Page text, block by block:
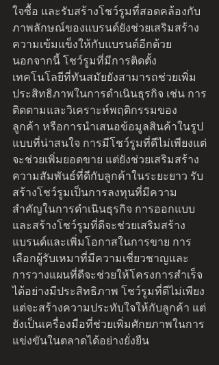
ใจซื้อ และรับสร้างโชว์รูมที่สอดคล้องกับ
ภาพลักษณ์ของแบรนด์ยังช่วยเสริมสร้าง
ความเข้มแข็งให้กับแบรนด์อีกด้วย
นอกจากนี้ โชว์รูมที่มีการติดตั้ง
เทคโนโลยีที่ทันสมัยยังสามารถช่วยเพิ่ม
ประสิทธิภาพในการดำเนินธุรกิจ เช่น การ
ติดตามและวิเคราะห์พฤติกรรมของ
ลูกค้า หรือการนำเสนอข้อมูลสินค้าในรูป
แบบที่น่าสนใจ การมีโชว์รูมที่ดีไม่เพียงแต่
จะช่วยเพิ่มยอดขาย แต่ยังช่วยเสริมสร้าง
ความสัมพันธ์ที่ดีกับลูกค้าในระยะยาว รับ
สร้างโชว์รูมเป็นการลงทุนที่มีความ
สำคัญในการดำเนินธุรกิจ การออกแบบ
และสร้างโชว์รูมที่ดีจะช่วยเสริมสร้าง
แบรนด์และเพิ่มโอกาสในการขาย การ
เลือกผู้รับเหมาที่มีความเชี่ยวชาญและ
การวางแผนที่ดีจะช่วยให้โครงการสำเร็จ
ได้อย่างมีประสิทธิภาพ โชว์รูมที่ดีไม่เพียง
แต่จะสร้างความประทับใจให้กับลูกค้า แต่
ยังเป็นเครื่องมือที่ช่วยเพิ่มศักยภาพในการ
แข่งขันในตลาดได้อย่างยั่งยืน